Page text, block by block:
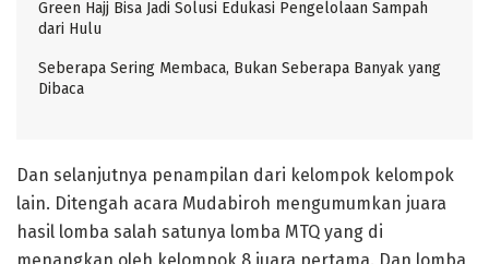
Green Hajj Bisa Jadi Solusi Edukasi Pengelolaan Sampah
dari Hulu
Seberapa Sering Membaca, Bukan Seberapa Banyak yang
Dibaca
Dan selanjutnya penampilan dari kelompok kelompok
lain. Ditengah acara Mudabiroh mengumumkan juara
hasil lomba salah satunya lomba MTQ yang di
menangkan oleh kelompok 8 juara pertama. Dan lomba